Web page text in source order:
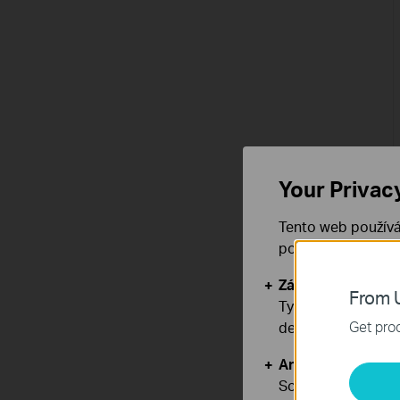
From
Get
Your
Tento web
používáním
Základní cookies
Tyto cookies jsou
deaktivovat.
Analytické a
Soubory cookie